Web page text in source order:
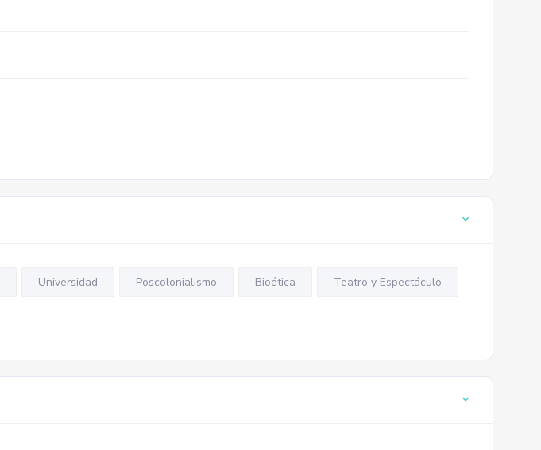
Universidad Poscolonialismo Bioética Teatro y Espectáculo